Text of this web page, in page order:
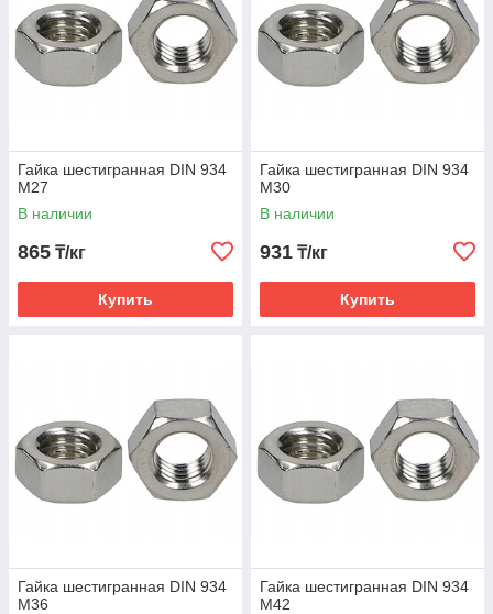
Гайка шестигранная DIN 934
М27
В наличии
865 ₸/кг
Купить
Гайка шестигранная DIN 934
М30
В наличии
931 ₸/кг
Купить
Гайка шестигранная DIN 934
М36
Гайка шестигранная DIN 934
М42